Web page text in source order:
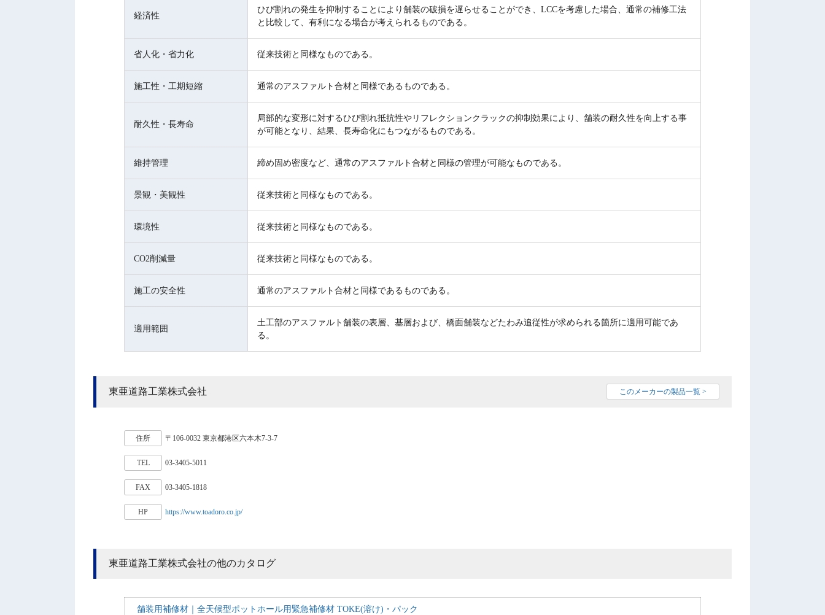
経済性
ひび割れの発生を抑制することにより舗装の破損を遅らせることができ、LCCを考慮した場合、通常の補修工法
と比較して、有利になる場合が考えられるものである。
省人化・省力化 従来技術と同様なものである。
施工性・工期短縮 通常のアスファルト合材と同様であるものである。
耐久性・長寿命
局部的な変形に対するひび割れ抵抗性やリフレクションクラックの抑制効果により、舗装の耐久性を向上する事
が可能となり、結果、長寿命化にもつながるものである。
維持管理 締め固め密度など、通常のアスファルト合材と同様の管理が可能なものである。
景観・美観性 従来技術と同様なものである。
環境性 従来技術と同様なものである。
CO2削減量 従来技術と同様なものである。
施工の安全性 通常のアスファルト合材と同様であるものである。
適用範囲
土工部のアスファルト舗装の表層、基層および、橋面舗装などたわみ追従性が求められる箇所に適用可能であ
る。
東亜道路工業株式会社 このメーカーの製品一覧 >
住所 〒106-0032 東京都港区六本木7-3-7
TEL 03-3405-5011
FAX 03-3405-1818
HP https://www.toadoro.co.jp/
東亜道路工業株式会社の他のカタログ
舗装用補修材｜全天候型ポットホール用緊急補修材 TOKE(溶け)・パック